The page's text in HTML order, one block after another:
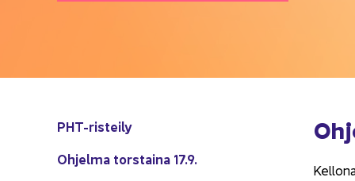
PHT-​risteily
Oh­jel­ma tors­tai­na 17.9.